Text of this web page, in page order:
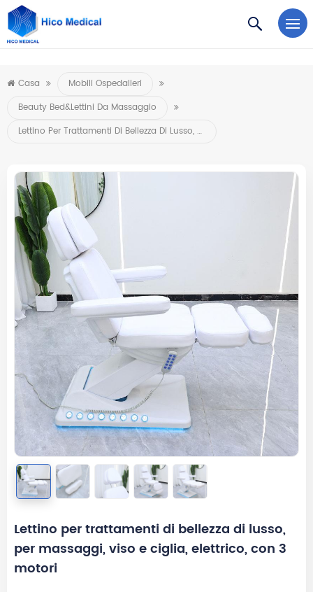
https://www.microsoft.com/en-us/microsoft-teams/log-in
Casa
Mobili Ospedalieri
Beauty Bed&Lettini Da Massaggio
Lettino Per Trattamenti Di Bellezza Di Lusso, Per Massaggi, Viso E Ciglia, Elettrico, Con 3 Motori
Lettino per trattamenti di bellezza di lusso,
per massaggi, viso e ciglia, elettrico, con 3
motori